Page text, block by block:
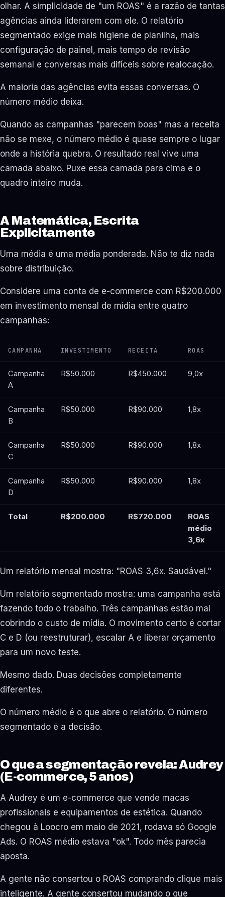
olhar. A simplicidade de "um ROAS" é a razão de tantas
agências ainda liderarem com ele. O relatório
segmentado exige mais higiene de planilha, mais
configuração de painel, mais tempo de revisão
semanal e conversas mais difíceis sobre realocação.
A maioria das agências evita essas conversas. O
número médio deixa.
Quando as campanhas "parecem boas" mas a receita
não se mexe, o número médio é quase sempre o lugar
onde a história quebra. O resultado real vive uma
camada abaixo. Puxe essa camada para cima e o
quadro inteiro muda.
A Matemática, Escrita
Explicitamente
Uma média é uma média ponderada. Não te diz nada
sobre distribuição.
Considere uma conta de e-commerce com R$200.000
em investimento mensal de mídia entre quatro
campanhas:
CAMPANHA INVESTIMENTO RECEITA ROAS
Campanha
A
R$50.000 R$450.000 9,0x
Campanha
B
R$50.000 R$90.000 1,8x
Campanha
C
R$50.000 R$90.000 1,8x
Campanha
D
R$50.000 R$90.000 1,8x
Total R$200.000 R$720.000
ROAS
médio
3,6x
Um relatório mensal mostra: "ROAS 3,6x. Saudável."
Um relatório segmentado mostra: uma campanha está
fazendo todo o trabalho. Três campanhas estão mal
cobrindo o custo de mídia. O movimento certo é cortar
C e D (ou reestruturar), escalar A e liberar orçamento
para um novo teste.
Mesmo dado. Duas decisões completamente
diferentes.
O número médio é o que abre o relatório. O número
segmentado é a decisão.
O que a segmentação revela: Audrey
(E-commerce, 5 anos)
A Audrey é um e-commerce que vende macas
profissionais e equipamentos de estética. Quando
chegou à Loocro em maio de 2021, rodava só Google
Ads. O ROAS médio estava "ok". Todo mês parecia
aposta.
A gente não consertou o ROAS comprando clique mais
inteligente. A gente consertou mudando o que